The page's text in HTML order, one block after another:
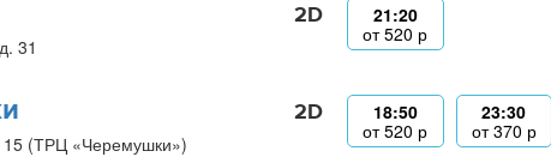
31
2D
21:20
от520 р
15 (ТРЦ «Черемушки»)
2D
18:50
от520 р
23:30
от370 р